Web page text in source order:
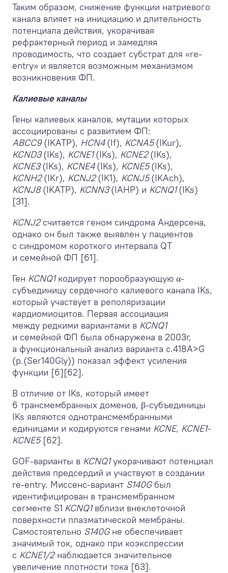
Таким образом, снижение функции натриевого
канала влияет на инициацию и длительность
потенциала действия, укорачивая
рефрактерный период и замедляя
проводимость, что создает субстрат для «re-
entry» и является возможным механизмом
возникновения ФП.
Калиевые каналы
Гены калиевых каналов, мутации которых
ассоциированы с развитием ФП:
ABCC9(IKATP), HCN4(If), KCNA5(IKur),
KCND3(IKs), KCNE1(IKs), KCNE2(IKs),
KCNE3(IKs), KCNE4(IKs), KCNE5(IKs),
KCNH2(IKr), KCNJ2(IK1), KCNJ5(IKAch),
KCNJ8(IKATP), KCNN3(IAHP) и KCNQ1(IKs)
[31].
KCNJ2считается геном синдрома Андерсена,
однако он был также выявлен у пациентов
с синдромом короткого интервала QT
и семейной ФП [61].
Ген KCNQ1кодирует порообразующую α-
субъединицу сердечного калиевого канала IKs,
который участвует в реполяризации
кардиомиоцитов. Первая ассоциация
между редкими вариантами в KCNQ1
и семейной ФП была обнаружена в 2003г,
а функциональный анализ варианта c.418A>G
(p.(Ser140Gly)) показал эффект усиления
функции [6][62].
В отличие от IKs, который имеет
6 трансмембранных доменов, β-субъединицы
IKs являются однотрансмембранными
единицами и кодируются генами KCNE, KCNE1-
KCNE5[62].
GOF-варианты в KCNQ1укорачивают потенциал
действия предсердий и участвуют в создании
re-entry. Миссенс-вариант S140Gбыл
идентифицирован в трансмембранном
сегменте S1 KCNQ1вблизи внеклеточной
поверхности плазматической мембраны.
Самостоятельно S140Gне обеспечивает
значимый ток, однако при коэкспрессии
с KCNE1/2наблюдается значительное
увеличение плотности тока [63].